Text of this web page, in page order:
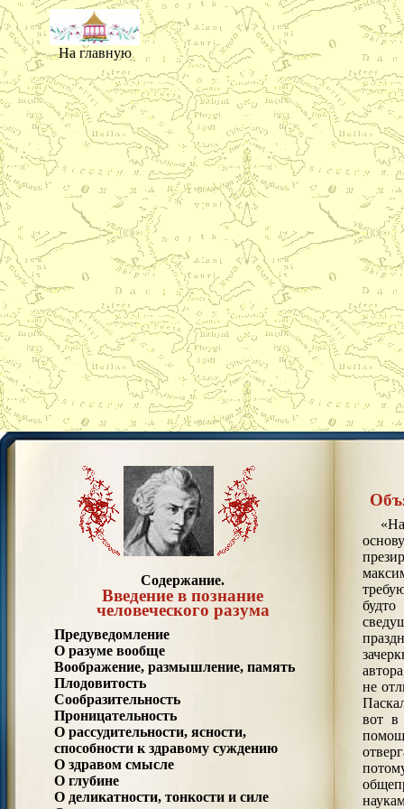
На главную
Содержание.
Введение в познание
человеческого разума
Предуведомление
О разуме вообще
Воображение, размышление, память
Плодовитость
Сообразительность
Проницательность
О рассудительности, ясности,
способности к здравому суждению
О здравом смысле
О глубине
О деликатности, тонкости и силе
не
вот в